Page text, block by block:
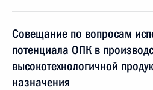
Совещание по вопросам
потенциала ОПК в
высокотехнологичной
назначения